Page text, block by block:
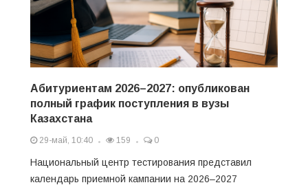
Абитуриентам 2026–2027: опубликован
полный график поступления в вузы
Казахстана
29-май, 10:40 159 0
Национальный центр тестирования представил
календарь приемной кампании на 2026–2027